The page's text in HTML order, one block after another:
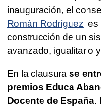
inauguración, el
Román Rodríguez
construcción de un
avanzado, igualitario
En la clausura se
premios Educa
Docente de España.